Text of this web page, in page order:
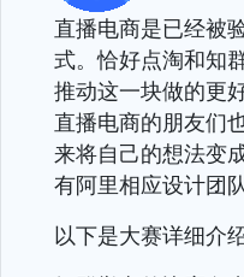
直播电商是已经被
式。恰好点淘和知
推动这一块做的更
直播电商的朋友们
来将自己的想法变
有阿里相应设计团
以下是大赛详细介绍